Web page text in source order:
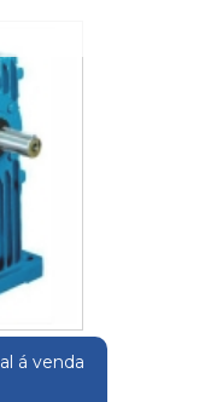
á venda